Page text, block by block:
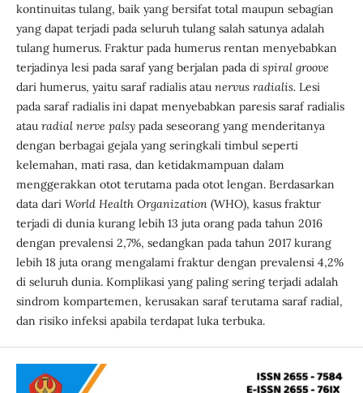
kontinuitas tulang, baik yang bersifat total maupun sebagian
yang dapat terjadi pada seluruh tulang salah satunya adalah
tulang humerus. Fraktur pada humerus rentan menyebabkan
terjadinya lesi pada saraf yang berjalan pada di spiral groove
dari humerus, yaitu saraf radialis atau nervus radialis. Lesi
pada saraf radialis ini dapat menyebabkan paresis saraf radialis
atau radial nerve palsy pada seseorang yang menderitanya
dengan berbagai gejala yang seringkali timbul seperti
kelemahan, mati rasa, dan ketidakmampuan dalam
menggerakkan otot terutama pada otot lengan. Berdasarkan
data dari World Health Organization (WHO), kasus fraktur
terjadi di dunia kurang lebih 13 juta orang pada tahun 2016
dengan prevalensi 2,7%, sedangkan pada tahun 2017 kurang
lebih 18 juta orang mengalami fraktur dengan prevalensi 4,2%
di seluruh dunia. Komplikasi yang paling sering terjadi adalah
sindrom kompartemen, kerusakan saraf terutama saraf radial,
dan risiko infeksi apabila terdapat luka terbuka.